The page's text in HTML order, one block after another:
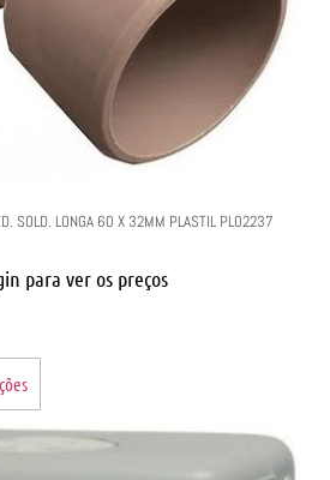
SOLD. LONGA 60 X 32MM PLASTIL PL02237
para ver os preços